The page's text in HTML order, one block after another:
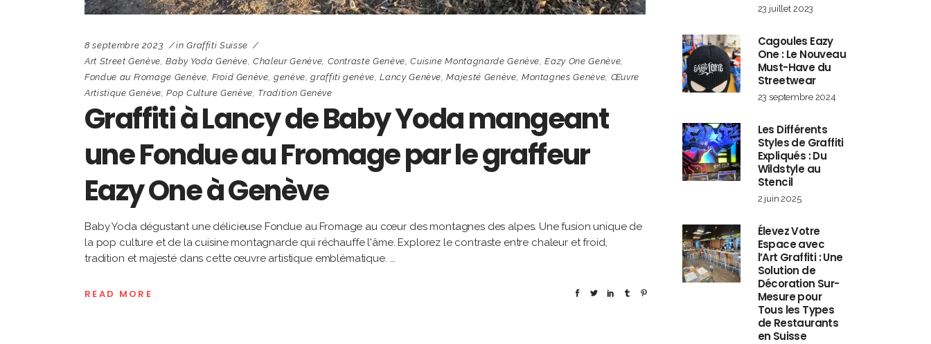
8 septembre 2023 in Graffiti Suisse
Art Street Genève,Baby Yoda Genève,Chaleur Genève, Contraste Genève,Cuisine Montagnarde Genève,Eazy One Genève,
Fondue au Fromage Genève, Froid Genève,genève,graffiti genève,Lancy Genève,Majesté Genève, Montagnes Genève, Œuvre
Artistique Genève,Pop Culture Genève, Tradition Genève
Graffiti à Lancy de Baby Yoda mangeant
une Fondue au Fromage par le graffeur
Eazy One à Genève
Baby Yoda dégustant une délicieuse Fondue au Fromage au cœur des montagnes des alpes. Une fusion unique de
la pop culture et de la cuisine montagnarde qui réchauffe l'âme. Explorez le contraste entre chaleur et froid,
tradition et majesté dans cette œuvre artistique emblématique.
READ MORE
23 juillet 2023
Cagoules Eazy
One : Le Nouveau
Must-Have du
Streetwear
23 septembre 2024
Les Différents
Styles de Graffiti
Expliqués : Du
Wildstyle au
Stencil
2 juin 2025
Élevez Votre
Espace avec
l’Art Graffiti : Une
Solution de
Décoration Sur-
Mesure pour
Tous les Types
de Restaurants
en Suisse